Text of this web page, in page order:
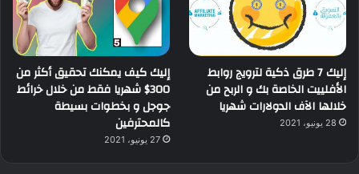
إليك 7 طرق ذكية لترويج روابط
الأفلييت الخاصة بك و الربح من
خلالها الآف الدولارات شهريا
28 يونيو، 2021
إليك كيف يمكنك تحقيق أكثر من
300$ شهريا فقط من خلال خرائط
جوجل و بخطوات بسيطة
كالمحترفين
27 يونيو، 2021